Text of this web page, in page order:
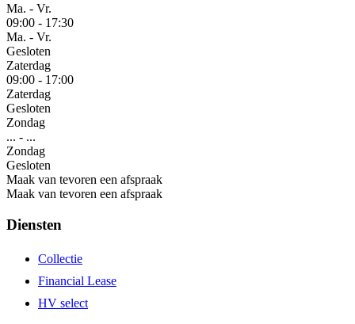
Ma. - Vr.
09:00 - 17:30
Ma. - Vr.
Gesloten
Zaterdag
09:00 - 17:00
Zaterdag
Gesloten
Zondag
... - ...
Zondag
Gesloten
Maak van tevoren een afspraak
Maak van tevoren een afspraak
Diensten
Collectie
Financial Lease
HV select